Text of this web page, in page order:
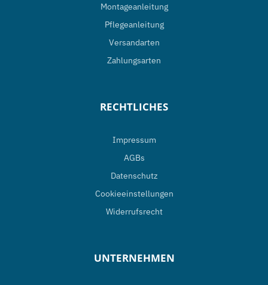
Montageanleitung
Pflegeanleitung
Versandarten
Zahlungsarten
RECHTLICHES
Impressum
AGBs
Datenschutz
Cookieeinstellungen
Widerrufsrecht
UNTERNEHMEN